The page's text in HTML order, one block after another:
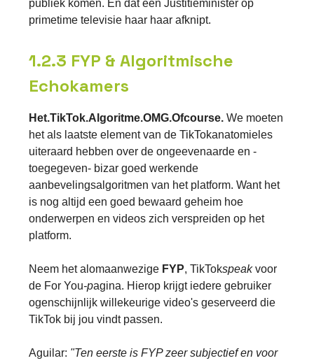
publiek komen. En dat een Justitieminister op
primetime televisie haar haar afknipt.
1.2.3 FYP & Algoritmische
Echokamers
Het.TikTok.Algoritme.OMG.Ofcourse. We moeten
het als laatste element van de TikTokanatomieles
uiteraard hebben over de ongeevenaarde en -
toegegeven- bizar goed werkende
aanbevelingsalgoritmen van het platform. Want het
is nog altijd een goed bewaard geheim hoe
onderwerpen en videos zich verspreiden op het
platform.
Neem het alomaanwezige FYP, TikTokspeakvoor
de For You-pagina. Hierop krijgt iedere gebruiker
ogenschijnlijk willekeurige video's geserveerd die
TikTok bij jou vindt passen.
Aguilar: "Ten eerste is FYP zeer subjectief en voor